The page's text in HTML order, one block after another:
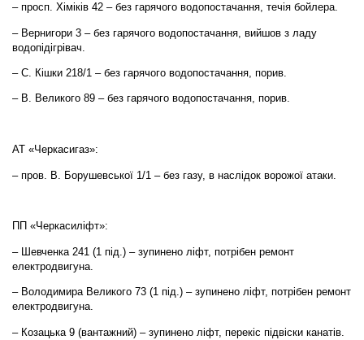
– просп. Хіміків 42 – без гарячого водопостачання, течія бойлера.
– Вернигори 3 – без гарячого водопостачання, вийшов з ладу
водопідігрівач.
– С. Кішки 218/1 – без гарячого водопостачання, порив.
– В. Великого 89 – без гарячого водопостачання, порив.
АТ «Черкасигаз»:
– пров. В. Борушевської 1/1 – без газу, в наслідок ворожої атаки.
ПП «Черкасиліфт»:
– Шевченка 241 (1 під.) – зупинено ліфт, потрібен ремонт
електродвигуна.
– Володимира Великого 73 (1 під.) – зупинено ліфт, потрібен ремонт
електродвигуна.
– Козацька 9 (вантажний) – зупинено ліфт, перекіс підвіски канатів.